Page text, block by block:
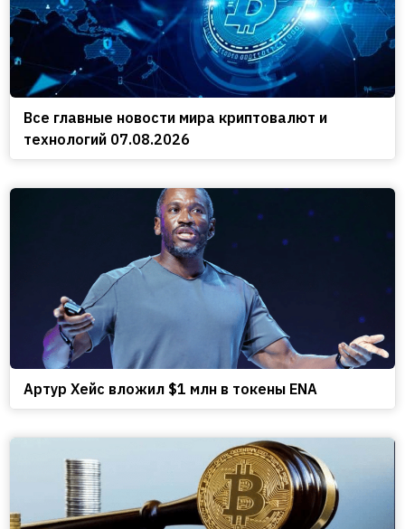
Все главные новости мира криптовалют и
технологий 07.08.2026
Артур Хейс вложил $1 млн в токены ENA